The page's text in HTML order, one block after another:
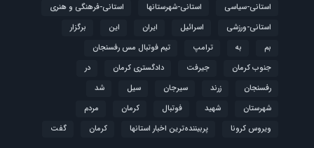
استانی-سیاسی
استانی-شهرستانها
استانی-فرهنگی و هنری
استانی-ورزشی
اسرائیل ایران این
برگزار
بم
به ترامپ
تیم فوتبال مس رفسنجان
جنوب کرمان
جیرفت دادگستری کرمان
در
رفسنجان
زرند سیرجان سیل
شد
شهرستان
شهید فوتبال كرمان
مردم
ویروس کرونا
پربیننده‌ترین اخبار استانها کرمان گفت